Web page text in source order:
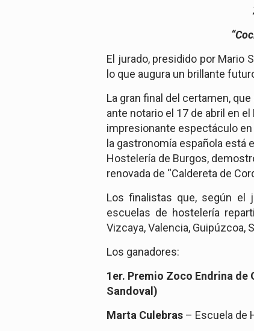
El jurado, presidido por Mario
lo que augura un brillante
La gran final del certamen,
ante notario el 17 de abril en
impresionante espectáculo
la gastronomía española está
Hostelería de Burgos,
renovada de “Caldereta de
Los finalistas que, según el
escuelas de hostelería
Vizcaya, Valencia, Guipúzcoa,
Los ganadores:
1er. Premio Zoco Endrina de
Sandoval)
Marta Culebras – Escuela de